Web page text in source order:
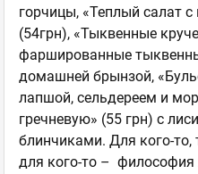
горчицы, «Теплый салат
(54грн), «Тыквенные
фаршированные
домашней брынзой,
лапшой, сельдереем и
гречневую» (55 грн) с
блинчиками. Для кого-то,
для кого-то – философия